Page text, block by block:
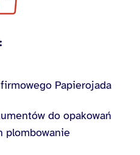
Papierojada
do opakowań
plombowanie